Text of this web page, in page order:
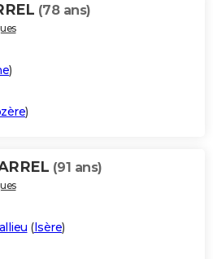
(78 ans)
)
)
(91 ans)
(Isère)